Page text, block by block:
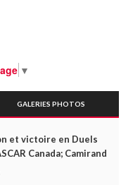
▼
GALERIES PHOTOS
et victoire en Duels
Canada; Camirand